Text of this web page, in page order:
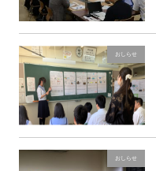
おしらせ
おしらせ